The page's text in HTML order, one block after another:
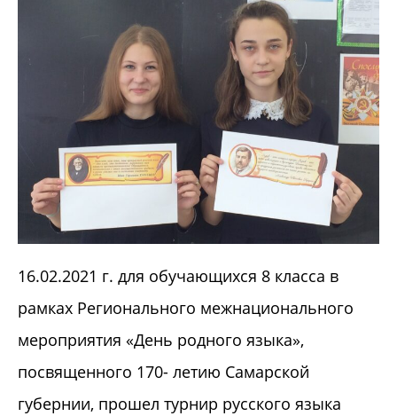
16.02.2021 г. для обучающихся 8 класса в
рамках Регионального межнационального
мероприятия «День родного языка»,
посвященного 170- летию Самарской
губернии, прошел турнир русского языка